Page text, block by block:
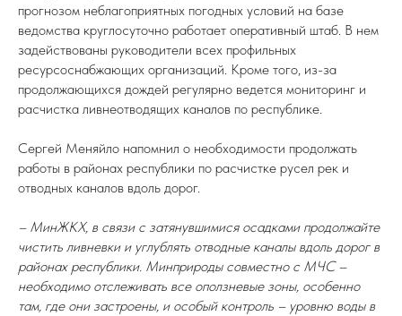
прогнозом неблагоприятных погодных условий на базе
ведомства круглосуточно работает оперативный штаб. В нем
задействованы руководители всех профильных
ресурсоснабжающих организаций. Кроме того, из-за
продолжающихся дождей регулярно ведется мониторинг и
расчистка ливнеотводящих каналов по республике.
Сергей Меняйло напомнил о необходимости продолжать
работы в районах республики по расчистке русел рек и
отводных каналов вдоль дорог.
– МинЖКХ, в связи с затянувшимися осадками продолжайте
чистить ливневки и углублять отводные каналы вдоль дорог в
районах республики. Минприроды совместно с МЧС –
необходимо отслеживать все оползневые зоны, особенно
там, где они застроены, и особый контроль – уровню воды в